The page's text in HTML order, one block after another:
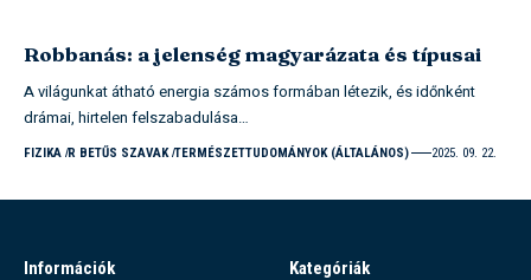
Robbanás: a jelenség magyarázata és típusai
A világunkat átható energia számos formában létezik, és időnként
drámai, hirtelen felszabadulása…
FIZIKA R BETŰS SZAVAK TERMÉSZETTUDOMÁNYOK (ÁLTALÁNOS) 2025. 09. 22.
Információk
Kategóriák